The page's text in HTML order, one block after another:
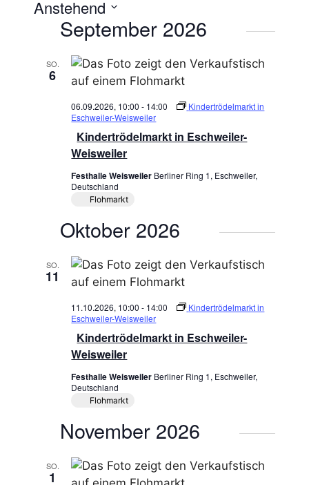
t
e
Anstehend
D
September 2026
SO.
6
Kindertrödelmarkt in Eschweiler-
Weisweiler
06.09.2026, 10:00 - 14:00
Kindertrödelmarkt in
Eschweiler-Weisweiler
Festhalle Weisweiler Berliner Ring 1, Eschweiler,
Deutschland
Flohmarkt
Oktober 2026
SO.
11
Kindertrödelmarkt in Eschweiler-
Weisweiler
11.10.2026, 10:00 - 14:00
Kindertrödelmarkt in
Eschweiler-Weisweiler
Festhalle Weisweiler Berliner Ring 1, Eschweiler,
Deutschland
Flohmarkt
November 2026
SO.
1